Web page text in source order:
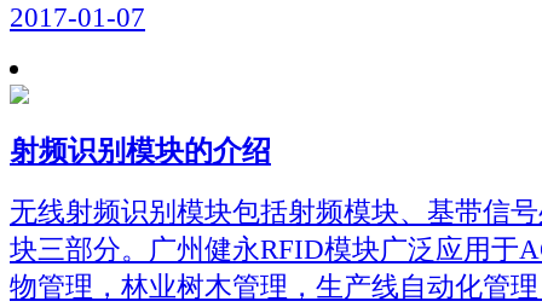
2017-01-07
射频识别模块的介绍
无线射频识别模块包括射频模块、基带信
块三部分。广州健永RFID模块广泛应用于
物管理，林业树木管理，生产线自动化管